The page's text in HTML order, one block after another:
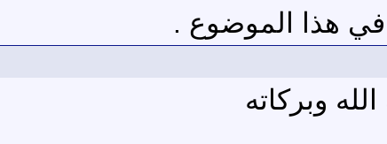
في هذا الموضوع .
وبركاته